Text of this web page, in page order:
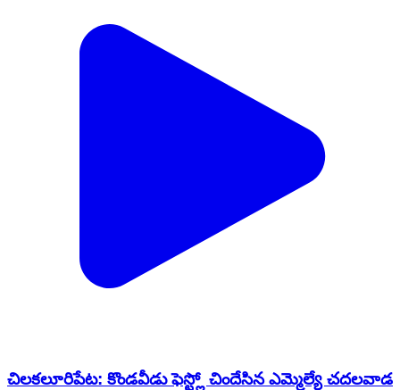
చిలకలూరిపేట: కొండవీడు ఫెస్ట్లో చిందేసిన ఎమ్మెల్యే చదలవాడ